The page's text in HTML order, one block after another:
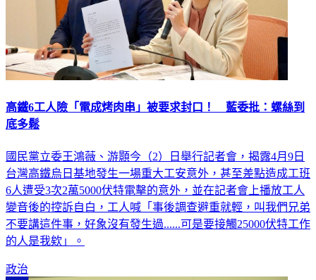
高鐵6工人險「電成烤肉串」被要求封口！ 藍委批：螺絲到
底多鬆
國民黨立委王鴻薇、游顥今（2）日舉行記者會，揭露4月9日
台灣高鐵烏日基地發生一場重大工安意外，甚至差點造成工班
6人遭受3次2萬5000伏特電擊的意外，並在記者會上播放工人
變音後的控訴自白，工人喊「事後調查避重就輕，叫我們兄弟
不要講這件事，好象沒有發生過......可是要接觸25000伏特工作
的人是我欸」。
政治